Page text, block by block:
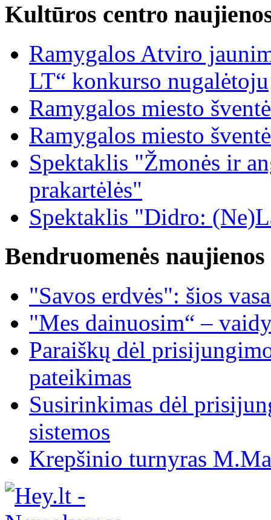
Kultūros centro
Ramygalos Atviro
LT“ konkurso nugalėtoju
Ramygalos miesto šventė
Ramygalos miesto šventė
Spektaklis "Žmonės ir
prakartėlės"
Spektaklis "Didro:
Bendruomenės naujienos
"Savos erdvės": šios
"Mes dainuosim“ –
Paraiškų dėl
pateikimas
Susirinkimas dėl
sistemos
Krepšinio turnyras